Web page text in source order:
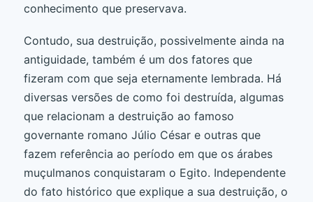
conhecimento que preservava.
Contudo, sua destruição, possivelmente ainda na
antiguidade, também é um dos fatores que
fizeram com que seja eternamente lembrada. Há
diversas versões de como foi destruída, algumas
que relacionam a destruição ao famoso
governante romano Júlio César e outras que
fazem referência ao período em que os árabes
muçulmanos conquistaram o Egito. Independente
do fato histórico que explique a sua destruição, o